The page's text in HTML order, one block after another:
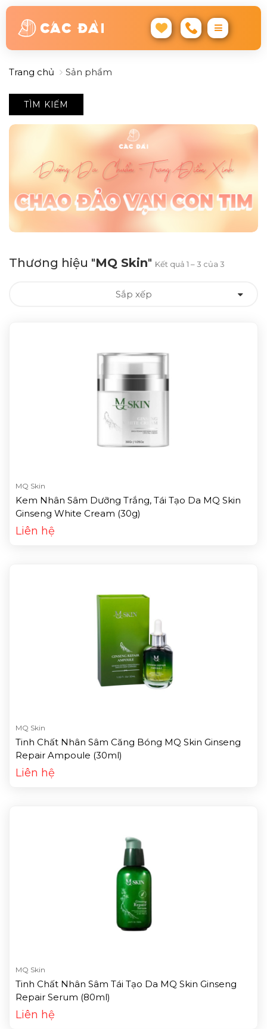
Trang chủ Sản phẩm
TÌM KIẾM
Thương hiệu "MQ Skin" Kết quả 1 – 3 của 3
Sắp xếp
MQ Skin
Kem Nhân Sâm Dưỡng Trắng, Tái Tạo Da MQ Skin
Ginseng White Cream (30g)
Liên hệ
MQ Skin
Tinh Chất Nhân Sâm Căng Bóng MQ Skin Ginseng
Repair Ampoule (30ml)
Liên hệ
MQ Skin
Tinh Chất Nhân Sâm Tái Tạo Da MQ Skin Ginseng
Repair Serum (80ml)
Liên hệ